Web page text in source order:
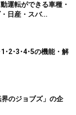
運転ができる車種・
日産・スバ...
･2･3･4･5の機能・解
のジョブズ」の企